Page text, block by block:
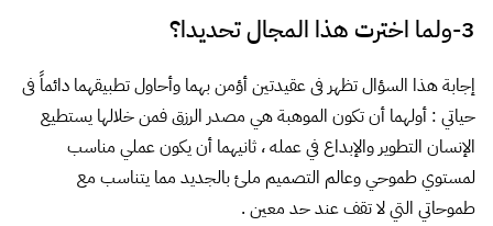
3-ولما اخترت هذا المجال تحديدا؟
إجابة هذا السؤال تظهر فى عقيدتين أؤمن بهما وأحاول تطبيقهما دائماً فى
حياتي : أولهما أن تكون الموهبة هي مصدر الرزق فمن خلالها يستطيع
الإنسان التطوير والإبداع في عمله ، ثانيهما أن يكون عملي مناسب
لمستوي طموحي وعالم التصميم ملئ بالجديد مما يتناسب مع
طموحاتي التي لا تقف عند حد معين .